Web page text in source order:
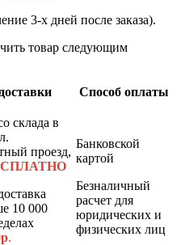
3-х дней после заказа).
товар следующим
Способ оплаты
склада в
проезд,
10 000
.
Банковской
картой
Безналичный
расчет для
юридических и
физических лиц